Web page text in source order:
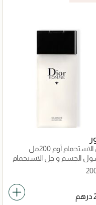
أوم 200مل
الجسم و جل الاستحمام